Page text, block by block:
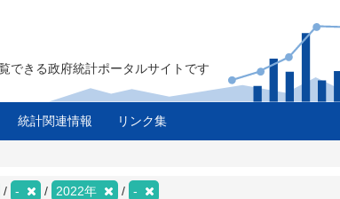
できる政府統計ポータルサイトです
統計関連情報 リンク集
- 2022年 -